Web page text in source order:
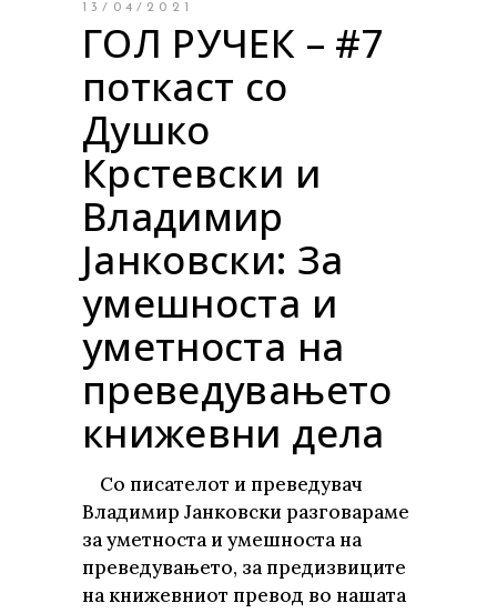
13/04/2021
ГОЛ РУЧЕК – #7
поткаст со
Душко
Крстевски и
Владимир
Јанковски: За
умешноста и
уметноста на
преведувањето
книжевни дела
Со писателот и преведувач
Владимир Јанковски разговараме
за уметноста и умешноста на
преведувањето, за предизвиците
на книжевниот превод во нашата